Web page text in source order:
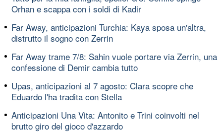
Orhan e scappa con i soldi di Kadir
Far Away, anticipazioni Turchia: Kaya sposa un'altra,
distrutto il sogno con Zerrin
Far Away trame 7/8: Sahin vuole portare via Zerrin, una
confessione di Demir cambia tutto
Upas, anticipazioni al 7 agosto: Clara scopre che
Eduardo l'ha tradita con Stella
Anticipazioni Una Vita: Antonito e Trini coinvolti nel
brutto giro del gioco d'azzardo